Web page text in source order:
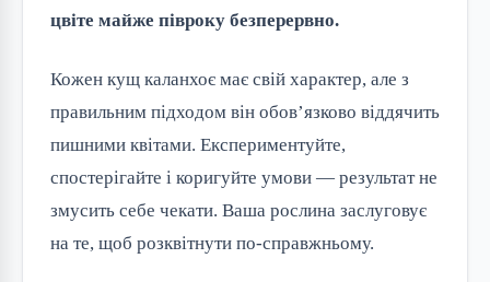
цвіте майже півроку безперервно.
Кожен кущ каланхоє має свій характер, але з
правильним підходом він обов’язково віддячить
пишними квітами. Експериментуйте,
спостерігайте і коригуйте умови — результат не
змусить себе чекати. Ваша рослина заслуговує
на те, щоб розквітнути по-справжньому.